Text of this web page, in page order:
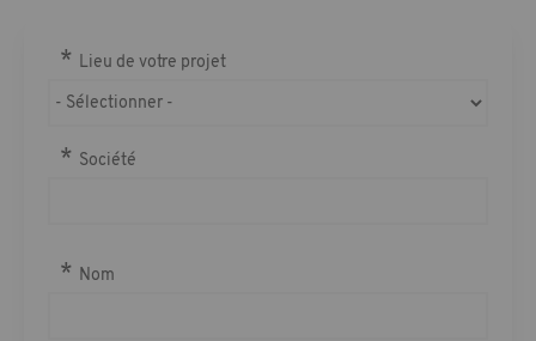
Lieu de votre projet
Société
Nom
Nom